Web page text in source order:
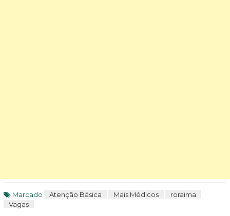
Marcado Atenção Básica Mais Médicos
roraima
Vagas